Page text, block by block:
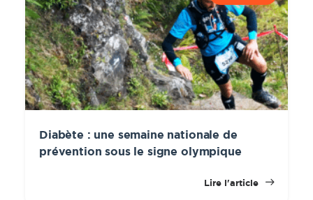
Diabète : une semaine nationale de
prévention sous le signe olympique
Lire l'article